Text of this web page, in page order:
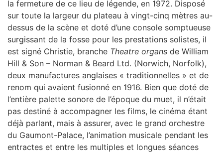
la fermeture de ce lieu de légende, en 1972. Disposé
sur toute la largeur du plateau à vingt-cinq mètres au-
dessus de la scène et doté d’une console somptueuse
surgissant de la fosse pour les prestations solistes, il
est signé Christie, branche Theatre organs de William
Hill & Son – Norman & Beard Ltd. (Norwich, Norfolk),
deux manufactures anglaises « traditionnelles » et de
renom qui avaient fusionné en 1916. Bien que doté de
l’entière palette sonore de l’époque du muet, il n’était
pas destiné à accompagner les films, le cinéma étant
déjà parlant, mais à assurer, avec le grand orchestre
du Gaumont-Palace, l’animation musicale pendant les
entractes et entre les multiples et longues séances